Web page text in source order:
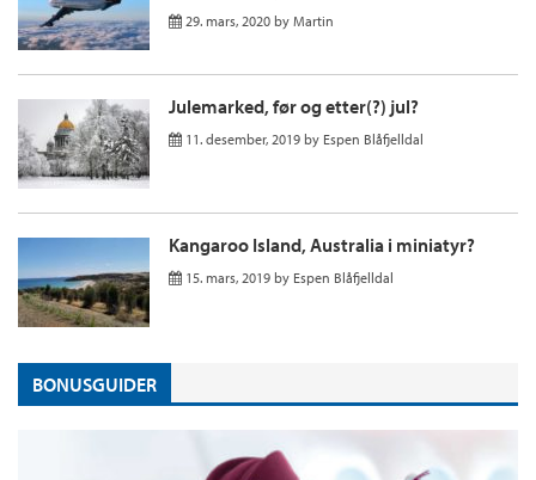
29. mars, 2020 by Martin
Julemarked, før og etter(?) jul?
11. desember, 2019 by Espen Blåfjelldal
Kangaroo Island, Australia i miniatyr?
15. mars, 2019 by Espen Blåfjelldal
BONUSGUIDER